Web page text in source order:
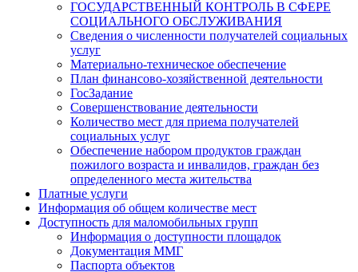
ГОСУДАРСТВЕННЫЙ КОНТРОЛЬ В СФЕРЕ
СОЦИАЛЬНОГО ОБСЛУЖИВАНИЯ
Сведения о численности получателей социальных
услуг
Материально-техническое обеспечение
План финансово-хозяйственной деятельности
ГосЗадание
Совершенствование деятельности
Количество мест для приема получателей
социальных услуг
Обеспечение набором продуктов граждан
пожилого возраста и инвалидов, граждан без
определенного места жительства
Платные услуги
Информация об общем количестве мест
Доступность для маломобильных групп
Информация о доступности площадок
Документация ММГ
Паспорта объектов